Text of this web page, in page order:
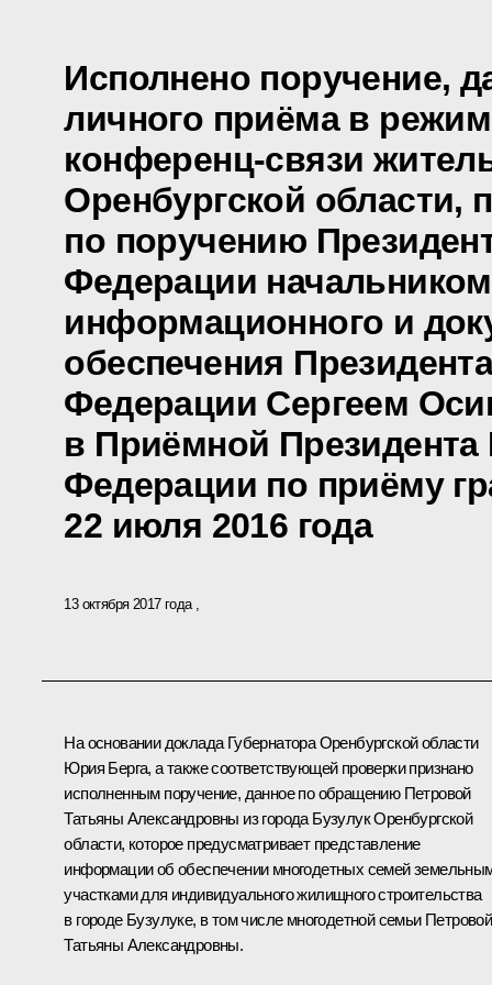
Исполнено поручение,
личного приёма в
конференц-связи
Оренбургской области,
по поручению
Федерации
информационного и
обеспечения
Федерации Сергеем
в Приёмной Президента
Федерации по приёму
22 июля 2016 года
13 октября 2017 года
На основании доклада Губернатора Оренбургской области
Юрия Берга, а также соответствующей проверки признано
исполненным поручение, данное по обращению Петровой
Татьяны Александровны из города Бузулук Оренбургской
области, которое предусматривает представление
информации об обеспечении многодетных семей
участками для индивидуального жилищного строительства
в городе Бузулуке, в том числе многодетной семьи Петровой
Татьяны Александровны.